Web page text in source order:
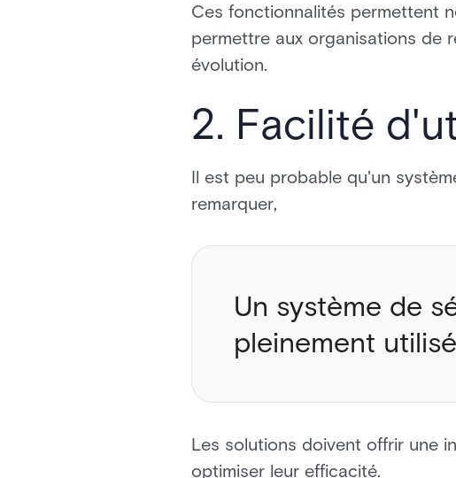
Ces fonctionnalités permettent
permettre aux organisations de
évolution.
2. Facilité
Il est peu probable qu'un
remarquer,
Un système de
pleinement
Les solutions doivent offrir une
optimiser leur efficacité.